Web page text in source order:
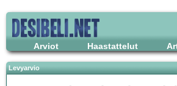
Arviot Haastattelut
Levyarvio